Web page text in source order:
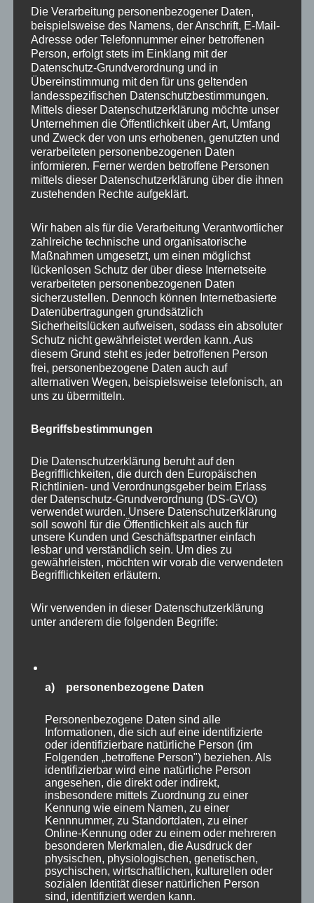
ISBN: 978-3752670233 / Verlag BoD Books on
Demand / 200 Seiten Taschenbuch / Norderstedt
2021 / € 12,-
BoD Buchshop/amazon
Neben meinen Fachbüchern sind
folgende Bildbände erschienen:
Die Verarbeitung personenbezogener Daten,
beispielsweise des Namens, der Anschrift, E-Mail-
Adresse oder Telefonnummer einer betroffenen
Person, erfolgt stets im Einklang mit der
Datenschutz-Grundverordnung und in
Übereinstimmung mit den für uns geltenden
landesspezifischen Datenschutzbestimmungen.
Mittels dieser Datenschutzerklärung möchte unser
Unternehmen die Öffentlichkeit über Art, Umfang
und Zweck der von uns erhobenen, genutzten und
verarbeiteten personenbezogenen Daten
informieren. Ferner werden betroffene Personen
mittels dieser Datenschutzerklärung über die ihnen
zustehenden Rechte aufgeklärt.
Wir haben als für die Verarbeitung Verantwortlicher
zahlreiche technische und organisatorische
Maßnahmen umgesetzt, um einen möglichst
lückenlosen Schutz der über diese Internetseite
verarbeiteten personenbezogenen Daten
sicherzustellen. Dennoch können Internetbasierte
Datenübertragungen grundsätzlich
Sicherheitslücken aufweisen, sodass ein absoluter
Schutz nicht gewährleistet werden kann. Aus
diesem Grund steht es jeder betroffenen Person
frei, personenbezogene Daten auch auf
alternativen Wegen, beispielsweise telefonisch, an
uns zu übermitteln.
Begriffsbestimmungen
Die Datenschutzerklärung beruht auf den
Begrifflichkeiten, die durch den Europäischen
Richtlinien- und Verordnungsgeber beim Erlass
der Datenschutz-Grundverordnung (DS-GVO)
verwendet wurden. Unsere Datenschutzerklärung
soll sowohl für die Öffentlichkeit als auch für
unsere Kunden und Geschäftspartner einfach
lesbar und verständlich sein. Um dies zu
gewährleisten, möchten wir vorab die verwendeten
Begrifflichkeiten erläutern.
Wir verwenden in dieser Datenschutzerklärung
unter anderem die folgenden Begriffe:
a) personenbezogene Daten
Personenbezogene Daten sind alle
Informationen, die sich auf eine identifizierte
oder identifizierbare natürliche Person (im
Folgenden „betroffene Person") beziehen. Als
identifizierbar wird eine natürliche Person
angesehen, die direkt oder indirekt,
insbesondere mittels Zuordnung zu einer
Kennung wie einem Namen, zu einer
Kennnummer, zu Standortdaten, zu einer
Online-Kennung oder zu einem oder mehreren
besonderen Merkmalen, die Ausdruck der
physischen, physiologischen, genetischen,
psychischen, wirtschaftlichen, kulturellen oder
sozialen Identität dieser natürlichen Person
sind, identifiziert werden kann.